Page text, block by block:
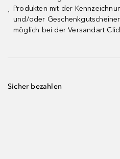
¹
Produkten mit der
und/oder
möglich bei der Versandart
Sicher bezahlen